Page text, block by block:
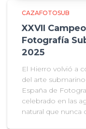
CAZAFOTOSUB
XXVII
Fotografía
2025
El Hierro volvió a
del arte
España de
celebrado en las
natural que nunca